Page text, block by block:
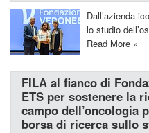
Dall’azienda
lo studio
Read More »
FILA al fianco di
ETS per sostenere la
campo dell’oncologia
borsa di ricerca sullo